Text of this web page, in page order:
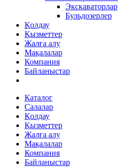
Экскаваторлар
Бульдозерлер
Қолдау
Қызметтер
Жалға алу
Мақалалар
Компания
Байланыстар
Каталог
Салалар
Қолдау
Қызметтер
Жалға алу
Мақалалар
Компания
Байланыстар